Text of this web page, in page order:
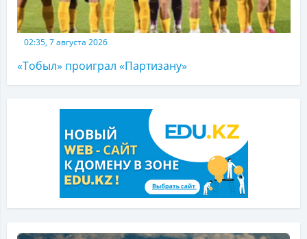
02:35, 7 августа 2026
«Тобыл» проиграл «Партизану»